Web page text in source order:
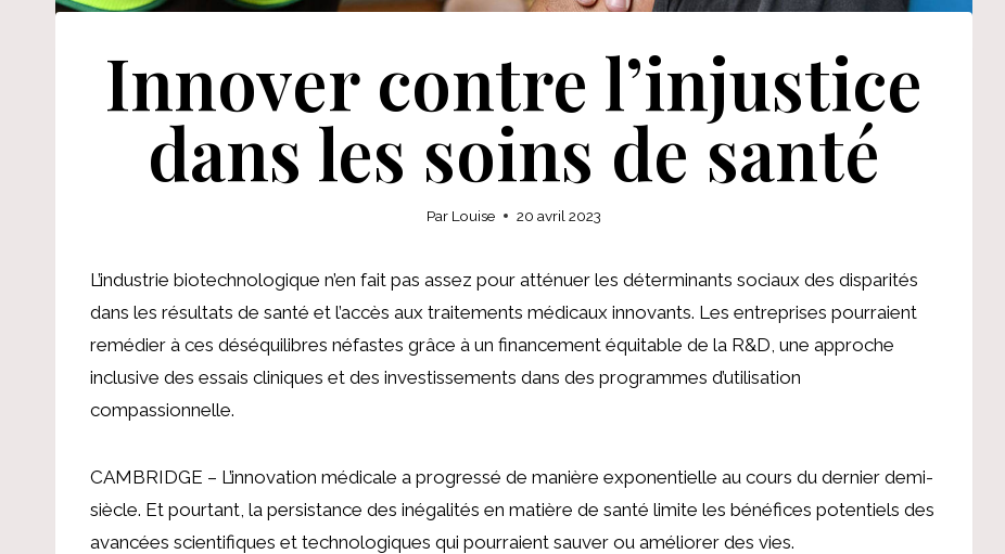
Innover contre l’injustice
dans les soins de santé
Par Louise 20 avril 2023
L’industrie biotechnologique n’en fait pas assez pour atténuer les déterminants sociaux des disparités
dans les résultats de santé et l’accès aux traitements médicaux innovants. Les entreprises pourraient
remédier à ces déséquilibres néfastes grâce à un financement équitable de la R&D, une approche
inclusive des essais cliniques et des investissements dans des programmes d’utilisation
compassionnelle.
CAMBRIDGE – L’innovation médicale a progressé de manière exponentielle au cours du dernier demi-
siècle. Et pourtant, la persistance des inégalités en matière de santé limite les bénéfices potentiels des
avancées scientifiques et technologiques qui pourraient sauver ou améliorer des vies.